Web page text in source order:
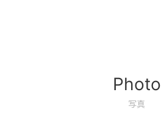
Photo
写真